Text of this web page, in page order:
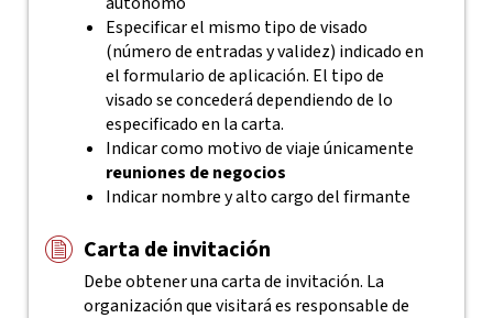
Especificar el mismo tipo de visado
(número de entradas y validez) indicado en
el formulario de aplicación. El tipo de
visado se concederá dependiendo de lo
especificado en la carta.
Indicar como motivo de viaje únicamente
reuniones de negocios
Indicar nombre y alto cargo del firmante
Carta de invitación
Debe obtener una carta de invitación. La
organización que visitará es responsable de